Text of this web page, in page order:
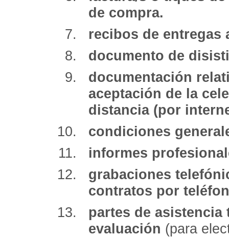
de compra.
recibos de entregas
documento de
documentación
aceptación de la
distancia (por
condiciones
informes
grabaciones
contratos por
partes de asistencia
evaluación (para